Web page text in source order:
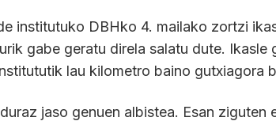
institutuko DBHko 4. mailako zortzi
gabe geratu direla salatu dute. Ikasle
lau kilometro baino gutxiagora
jaso genuen albistea. Esan ziguten